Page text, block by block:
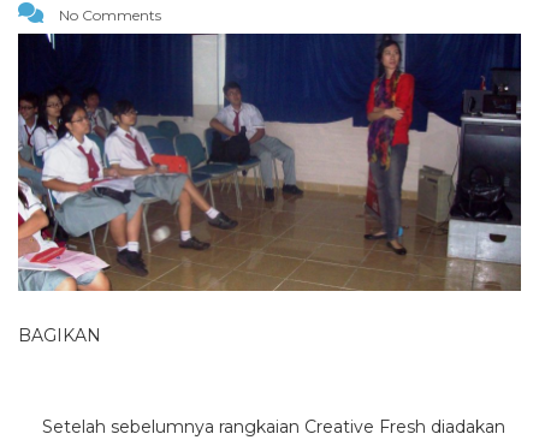
No Comments
BAGIKAN
Setelah sebelumnya rangkaian Creative Fresh diadakan